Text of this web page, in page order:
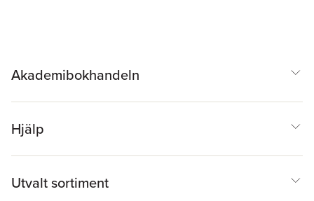
Akademibokhandeln
Hjälp
Utvalt sortiment